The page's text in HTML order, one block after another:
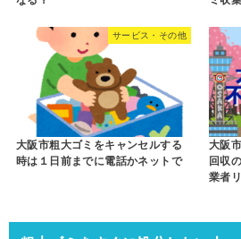
サービス・その他
大阪市粗大ゴミをキャンセルする
時は１日前までに電話かネットで
大阪
回収
業者